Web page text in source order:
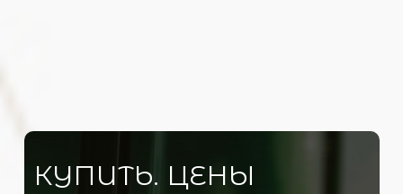
КУПИТЬ. ЦЕНЫ